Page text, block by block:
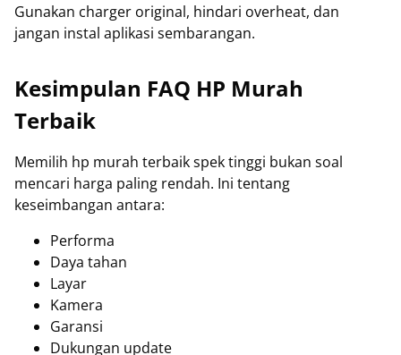
Gunakan charger original, hindari overheat, dan
jangan instal aplikasi sembarangan.
Kesimpulan FAQ HP Murah
Terbaik
Memilih hp murah terbaik spek tinggi bukan soal
mencari harga paling rendah. Ini tentang
keseimbangan antara:
Performa
Daya tahan
Layar
Kamera
Garansi
Dukungan update